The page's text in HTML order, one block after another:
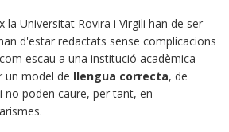
la Universitat Rovira i Virgili han de ser
d'estar redactats sense complicacions
escau a una institució acadèmica
un model de llengua correcta, de
no poden caure, per tant, en